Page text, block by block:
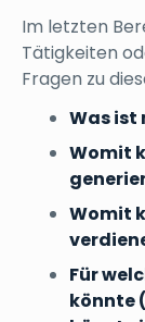
Im letzten
Tätigkeiten
Fragen zu
Was ist
Womit
Womit
Für
könnte